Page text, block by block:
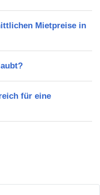
Mietpreise in
für eine